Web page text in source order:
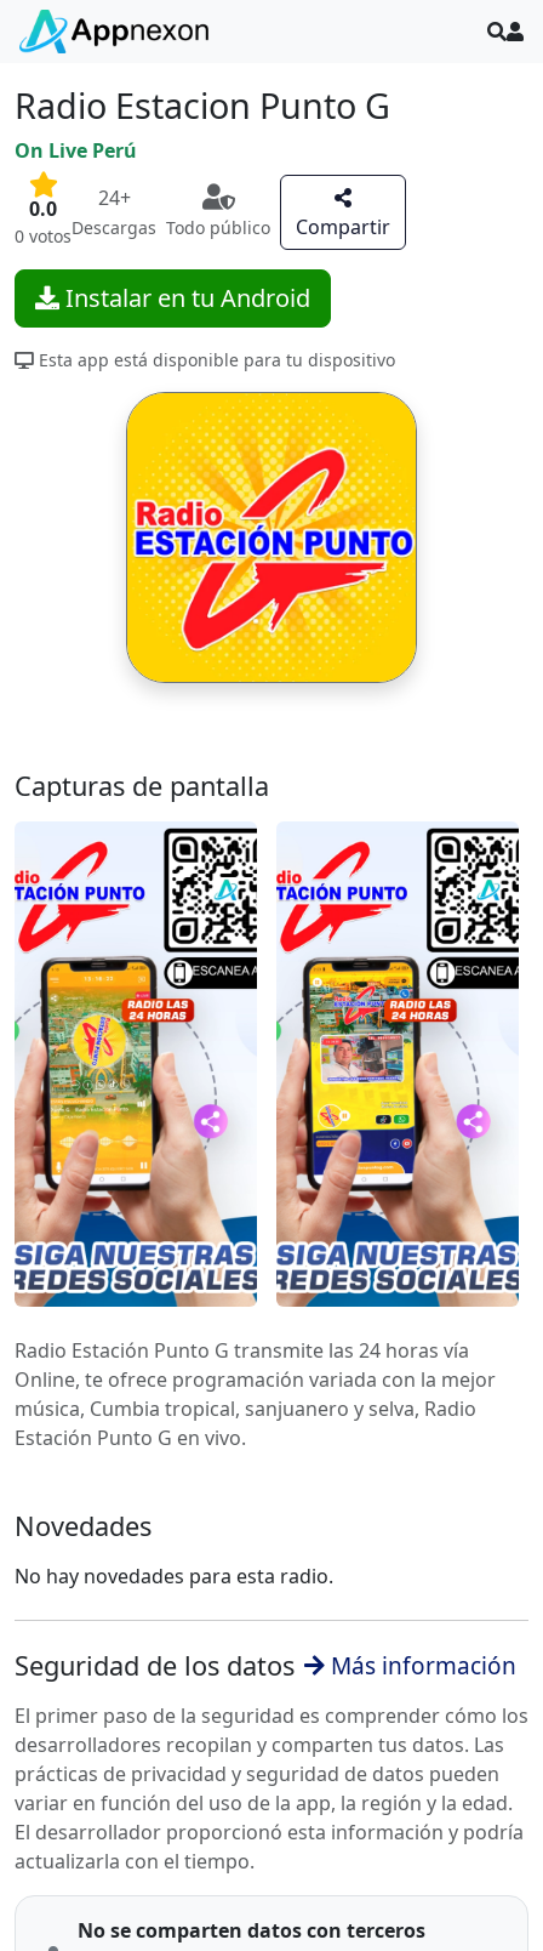
Radio Estacion Punto G
On Live Perú
0.0
0 votos
24+
Descargas Todo público Compartir
Instalar en tu Android
Esta app está disponible para tu dispositivo
Capturas de pantalla
Radio Estación Punto G transmite las 24 horas vía
Online, te ofrece programación variada con la mejor
música, Cumbia tropical, sanjuanero y selva, Radio
Estación Punto G en vivo.
Novedades
No hay novedades para esta radio.
Seguridad de los datos Más información
El primer paso de la seguridad es comprender cómo los
desarrolladores recopilan y comparten tus datos. Las
prácticas de privacidad y seguridad de datos pueden
variar en función del uso de la app, la región y la edad.
El desarrollador proporcionó esta información y podría
actualizarla con el tiempo.
No se comparten datos con terceros